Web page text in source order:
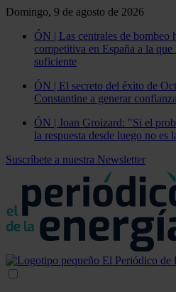
Domingo, 9 de agosto de 2026
ÓN | Las centrales de bombeo
competitiva en España a la
suficiente
ÓN | El secreto del éxito de
Constantine a generar
ÓN | Joan Groizard: "Si el
la respuesta desde luego no es
Suscríbete a nuestra Newsletter